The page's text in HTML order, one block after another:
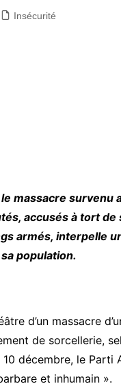
Insécurité
massacre survenu
accusés à tort de
armés, interpelle
population.
d’un massacre
de sorcellerie,
décembre, le Parti
et inhumain ».